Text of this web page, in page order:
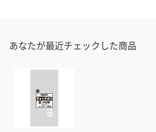
あなたが最近チェックした商品